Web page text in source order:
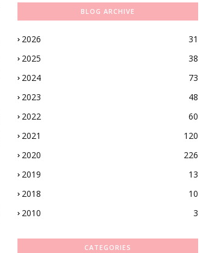
BLOG ARCHIVE
2026
31
2025
38
2024
73
2023
48
2022
60
2021
120
2020
226
2019
13
2018
10
2010
3
CATEGORIES